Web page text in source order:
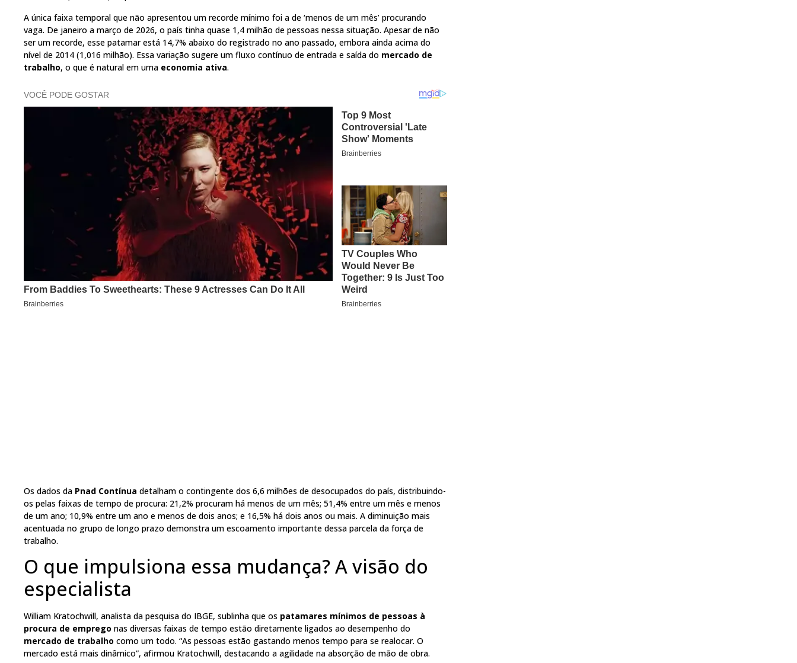
A única faixa temporal que não apresentou um recorde mínimo foi a de ‘menos de um mês’ procurando
vaga. De janeiro a março de 2026, o país tinha quase 1,4 milhão de pessoas nessa situação. Apesar de não
ser um recorde, esse patamar está 14,7% abaixo do registrado no ano passado, embora ainda acima do
nível de 2014 (1,016 milhão). Essa variação sugere um fluxo contínuo de entrada e saída do mercado de
trabalho, o que é natural em uma economia ativa.
Os dados da Pnad Contínua detalham o contingente dos 6,6 milhões de desocupados do país, distribuindo-
os pelas faixas de tempo de procura: 21,2% procuram há menos de um mês; 51,4% entre um mês e menos
de um ano; 10,9% entre um ano e menos de dois anos; e 16,5% há dois anos ou mais. A diminuição mais
acentuada no grupo de longo prazo demonstra um escoamento importante dessa parcela da força de
trabalho.
O que impulsiona essa mudança? A visão do
especialista
William Kratochwill, analista da pesquisa do IBGE, sublinha que os patamares mínimos de pessoas à
procura de emprego nas diversas faixas de tempo estão diretamente ligados ao desempenho do
mercado de trabalho como um todo. “As pessoas estão gastando menos tempo para se realocar. O
mercado está mais dinâmico”, afirmou Kratochwill, destacando a agilidade na absorção de mão de obra.